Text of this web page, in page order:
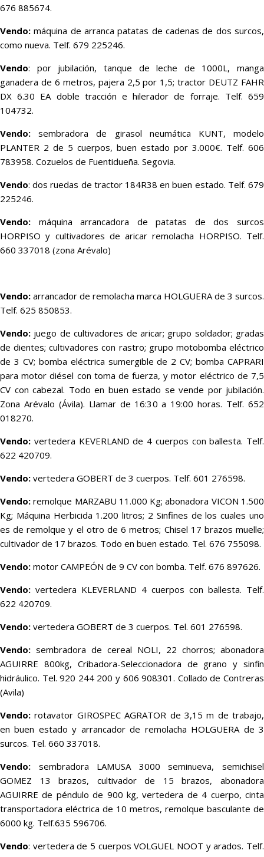
676 885674.
Vendo: máquina de arranca patatas de cadenas de dos surcos,
como nueva. Telf. 679 225246.
Vendo: por jubilación, tanque de leche de 1000L, manga
ganadera de 6 metros, pajera 2,5 por 1,5; tractor DEUTZ FAHR
DX 6.30 EA doble tracción e hilerador de forraje. Telf. 659
104732.
Vendo:sembradora de girasol neumática KUNT, modelo
PLANTER 2 de 5 cuerpos, buen estado por 3.000€. Telf. 606
783958. Cozuelos de Fuentidueña. Segovia.
Vendo: dos ruedas de tractor 184R38 en buen estado. Telf. 679
225246.
Vendo: máquina arrancadora de patatas de dos surcos
HORPISO y cultivadores de aricar remolacha HORPISO. Telf.
660 337018 (zona Arévalo)
Vendo: arrancador de remolacha marca HOLGUERA de 3 surcos.
Telf. 625 850853.
Vendo: juego de cultivadores de aricar; grupo soldador; gradas
de dientes; cultivadores con rastro; grupo motobomba eléctrico
de 3 CV; bomba eléctrica sumergible de 2 CV; bomba CAPRARI
para motor diésel con toma de fuerza, y motor eléctrico de 7,5
CV con cabezal. Todo en buen estado se vende por jubilación.
Zona Arévalo (Ávila). Llamar de 16:30 a 19:00 horas. Telf. 652
018270.
Vendo: vertedera KEVERLAND de 4 cuerpos con ballesta. Telf.
622 420709.
Vendo: vertedera GOBERT de 3 cuerpos. Telf. 601 276598.
Vendo: remolque MARZABU 11.000 Kg; abonadora VICON 1.500
Kg; Máquina Herbicida 1.200 litros; 2 Sinfines de los cuales uno
es de remolque y el otro de 6 metros; Chisel 17 brazos muelle;
cultivador de 17 brazos. Todo en buen estado. Tel. 676 755098.
Vendo: motor CAMPEÓN de 9 CV con bomba. Telf. 676 897626.
Vendo: vertedera KLEVERLAND 4 cuerpos con ballesta. Telf.
622 420709.
Vendo: vertedera GOBERT de 3 cuerpos. Tel. 601 276598.
Vendo: sembradora de cereal NOLI, 22 chorros; abonadora
AGUIRRE 800kg, Cribadora-Seleccionadora de grano y sinfín
hidráulico. Tel. 920 244 200 y 606 908301. Collado de Contreras
(Avila)
Vendo: rotavator GIROSPEC AGRATOR de 3,15 m de trabajo,
en buen estado y arrancador de remolacha HOLGUERA de 3
surcos. Tel. 660 337018.
Vendo: sembradora LAMUSA 3000 seminueva, semichisel
GOMEZ 13 brazos, cultivador de 15 brazos, abonadora
AGUIRRE de péndulo de 900 kg, vertedera de 4 cuerpo, cinta
transportadora eléctrica de 10 metros, remolque basculante de
6000 kg. Telf.635 596706.
Vendo: vertedera de 5 cuerpos VOLGUEL NOOT y arados. Telf.